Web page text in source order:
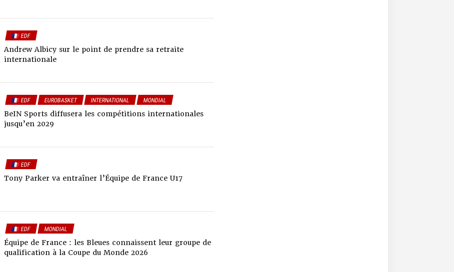
🇫🇷 EDF
Andrew Albicy sur le point de prendre sa retraite
internationale
🇫🇷 EDF EUROBASKET INTERNATIONAL MONDIAL
BeIN Sports diffusera les compétitions internationales
jusqu’en 2029
🇫🇷 EDF
Tony Parker va entraîner l’Équipe de France U17
🇫🇷 EDF MONDIAL
Équipe de France : les Bleues connaissent leur groupe de
qualification à la Coupe du Monde 2026